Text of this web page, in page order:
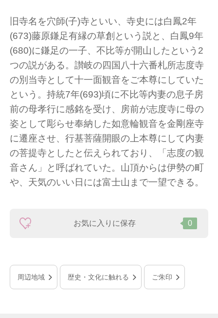
旧寺名を穴師(子)寺といい、寺史には白鳳2年
(673)藤原鎌足有縁の草創という説と、白鳳9年
(680)に鎌足の一子、不比等が開山したという2
つの説がある。讃岐の四国八十六番札所志度寺
の別当寺として十一面観音をご本尊にしていた
という。持統7年(693)頃に不比等内妻の息子房
前の母孝行に感銘を受け、房前が志度寺に母の
姿として彫らせ奉納した如意輪観音を金剛座寺
に遷座させ、行基菩薩開眼の上本尊にして内妻
の菩提寺としたと伝えられており、「志度の観
音さん」と呼ばれていた。山頂からは伊勢の町
や、天気のいい日には富士山まで一望できる。
お気に入りに保存 0
周辺地域 歴史・文化に触れる ご朱印